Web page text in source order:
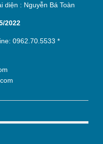
diện : Nguyễn Bá Toàn
2022
0962.70.5533 *